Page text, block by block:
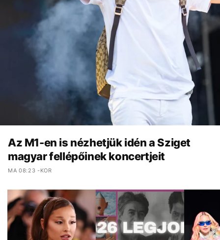
Az M1-en is nézhetjük idén a Sziget
magyar fellépőinek koncertjeit
MA 08:23 -KOR